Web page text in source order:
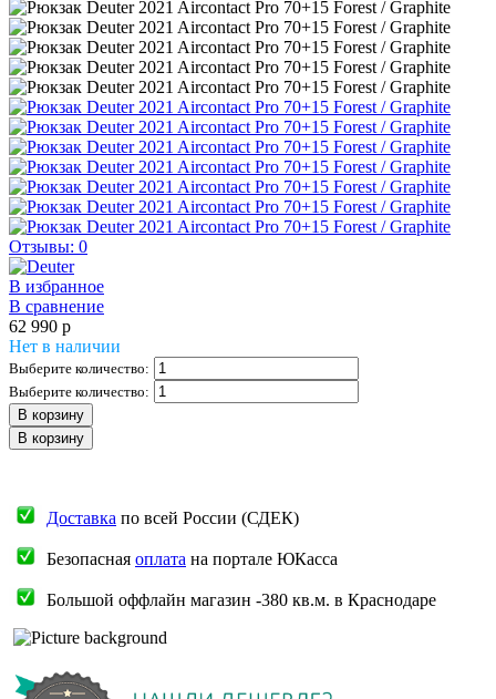
Отзывы: 0
В избранное
В сравнение
62 990 p
Нет в наличии
Выберите количество:
Выберите количество:
В корзину
В корзину
Доставка по всей России (СДЕК)
Безопасная оплата на портале ЮКасса
Большой оффлайн магазин -380 кв.м. в Краснодаре